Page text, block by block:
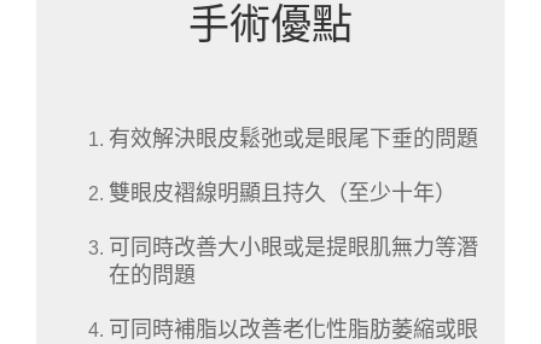
手術優點
有效解決眼皮鬆弛或是眼尾下垂的問題
雙眼皮褶線明顯且持久（至少十年）
可同時改善大小眼或是提眼肌無力等潛
在的問題
可同時補脂以改善老化性脂肪萎縮或眼